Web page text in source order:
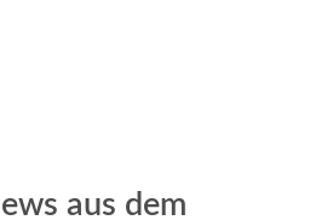
aus dem